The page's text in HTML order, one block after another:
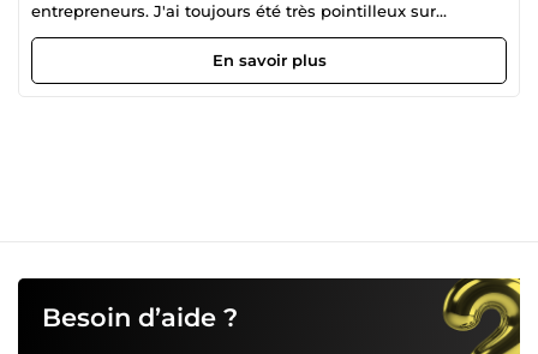
entrepreneurs. J'ai toujours été très pointilleux sur
l'orthographe.
En savoir plus
Besoin d’aide ?